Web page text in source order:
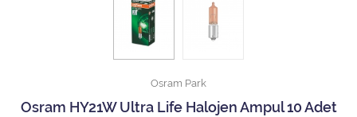
Kamyon Gösterge Ampulü
Osram Park
Osram HY21W Ultra Life Halojen Ampul 10 Adet